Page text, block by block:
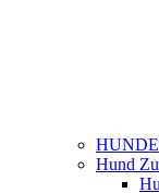
Hund